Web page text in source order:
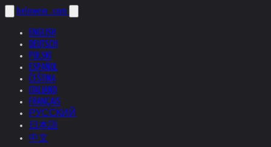
helnwein .com
ENGLISH
DEUTSCH
POLSKI
ESPAÑOL
ČEŠTINA
ITALIANO
FRANÇAIS
РУССКИЙ
日本語
中文